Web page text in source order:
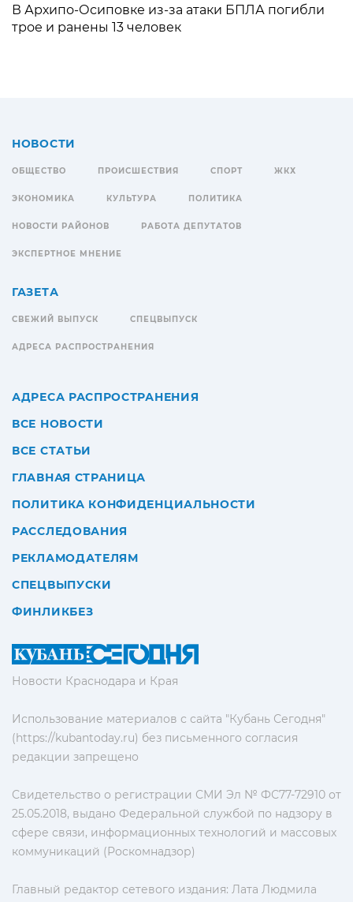
В Архипо-Осиповке из-за атаки БПЛА погибли
трое и ранены 13 человек
Новости Краснодара и Края
Использование материалов с сайта "Кубань Сегодня"
(https://kubantoday.ru) без письменного согласия
редакции запрещено
Свидетельство о регистрации СМИ Эл № ФС77-72910 от
25.05.2018, выдано Федеральной службой по надзору в
сфере связи, информационных технологий и массовых
коммуникаций (Роскомнадзор)
Главный редактор сетевого издания: Лата Людмила
НОВОСТИ
ОБЩЕСТВО ПРОИСШЕСТВИЯ СПОРТ ЖКХ
ЭКОНОМИКА КУЛЬТУРА ПОЛИТИКА
НОВОСТИ РАЙОНОВ РАБОТА ДЕПУТАТОВ
ЭКСПЕРТНОЕ МНЕНИЕ
ГАЗЕТА
СВЕЖИЙ ВЫПУСК СПЕЦВЫПУСК
АДРЕСА РАСПРОСТРАНЕНИЯ
АДРЕСА РАСПРОСТРАНЕНИЯ
ВСЕ НОВОСТИ
ВСЕ СТАТЬИ
ГЛАВНАЯ СТРАНИЦА
ПОЛИТИКА КОНФИДЕНЦИАЛЬНОСТИ
РАССЛЕДОВАНИЯ
РЕКЛАМОДАТЕЛЯМ
СПЕЦВЫПУСКИ
ФИНЛИКБЕЗ